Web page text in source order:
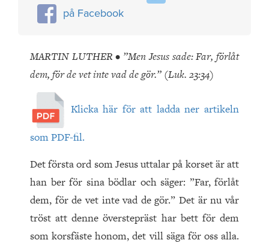
på Facebook
MARTIN LUTHER • ”Men Jesus sade: Far, förlåt
dem, för de vet inte vad de gör.” (Luk. 23:34)
Klicka här för att ladda ner artikeln
som PDF-fil.
Det första ord som Jesus uttalar på korset är att
han ber för sina bödlar och säger: ”Far, förlåt
dem, för de vet inte vad de gör.” Det är nu vår
tröst att denne överstepräst har bett för dem
som korsfäste honom, det vill säga för oss alla.